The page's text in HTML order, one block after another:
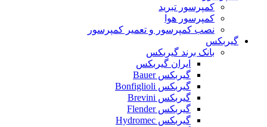
کمپرسور تبرید
کمپرسور هوا
نصب کمپرسور و تعمیر کمپرسور
گیربکس
بانک برند گیربکس
ایران گیربکس
گیربکس Bauer
گیربکس Bonfiglioli
گیربکس Brevini
گیربکس Flender
گیربکس Hydromec